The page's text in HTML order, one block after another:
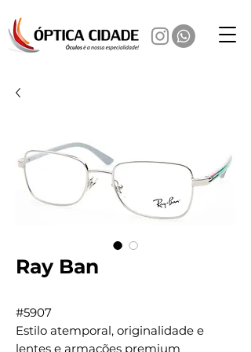
Ray Ban
#5907
Estilo atemporal, originalidade e
lentes e armações premium